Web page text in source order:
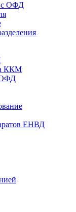
с ОФД
ККМ
ОФД
ЕНВД